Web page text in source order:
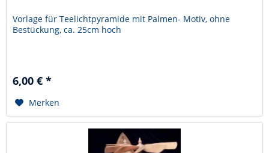
Vorlage für Teelichtpyramide mit Palmen- Motiv, ohne
Bestückung, ca. 25cm hoch
6,00 € *
Merken